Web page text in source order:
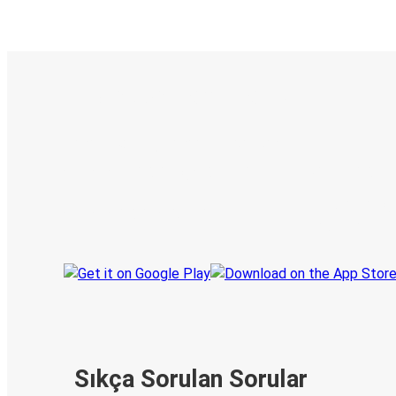
Sıkça Sorulan Sorular